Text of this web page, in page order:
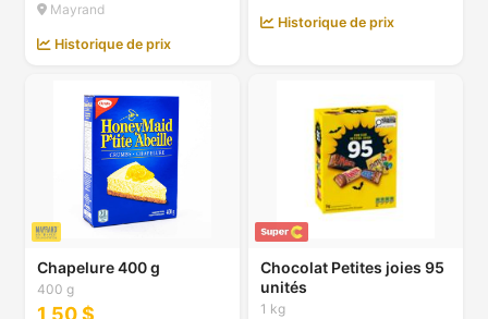
Mayrand
Historique de prix
Historique de prix
Chapelure 400 g
400 g
1,50 $
Chocolat Petites joies 95
unités
1 kg